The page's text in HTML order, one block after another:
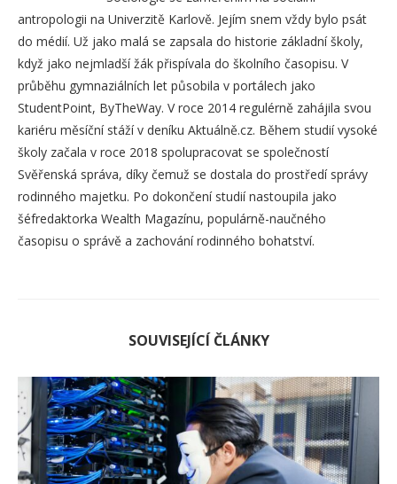
antropologii na Univerzitě Karlově. Jejím snem vždy bylo psát
do médií. Už jako malá se zapsala do historie základní školy,
když jako nejmladší žák přispívala do školního časopisu. V
průběhu gymnaziálních let působila v portálech jako
StudentPoint, ByTheWay. V roce 2014 regulérně zahájila svou
kariéru měsíční stáží v deníku Aktuálně.cz. Během studií vysoké
školy začala v roce 2018 spolupracovat se společností
Svěřenská správa, díky čemuž se dostala do prostředí správy
rodinného majetku. Po dokončení studií nastoupila jako
šéfredaktorka Wealth Magazínu, populárně-naučného
časopisu o správě a zachování rodinného bohatství.
SOUVISEJÍCÍ ČLÁNKY